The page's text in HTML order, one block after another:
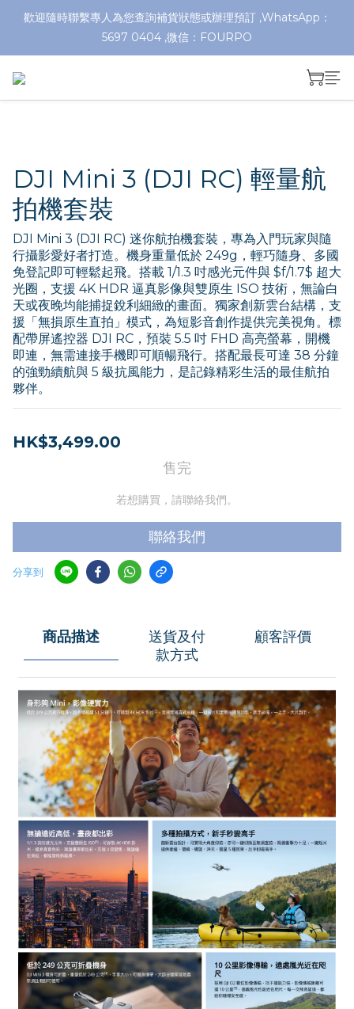
歡迎隨時聯繫專人為您查詢補貨狀態或辦理預訂 ,WhatsApp：
5697 0404 ,微信：FOURPO
DJI Mini 3 (DJI RC) 輕量航
拍機套裝
DJI Mini 3 (DJI RC) 迷你航拍機套裝，專為入門玩家與隨
行攝影愛好者打造。機身重量低於 249g，輕巧隨身、多國
免登記即可輕鬆起飛。搭載 1/1.3 吋感光元件與 $f/1.7$ 超大
光圈，支援 4K HDR 逼真影像與雙原生 ISO 技術，無論白
天或夜晚均能捕捉銳利細緻的畫面。獨家創新雲台結構，支
援「無損原生直拍」模式，為短影音創作提供完美視角。標
配帶屏遙控器 DJI RC，預裝 5.5 吋 FHD 高亮螢幕，開機
即連，無需連接手機即可順暢飛行。搭配最長可達 38 分鐘
的強勁續航與 5 級抗風能力，是記錄精彩生活的最佳航拍
夥伴。
HK$3,499.00
售完
若想購買，請聯絡我們。
聯絡我們
分享到
商品描述
送貨及付
款方式
顧客評價